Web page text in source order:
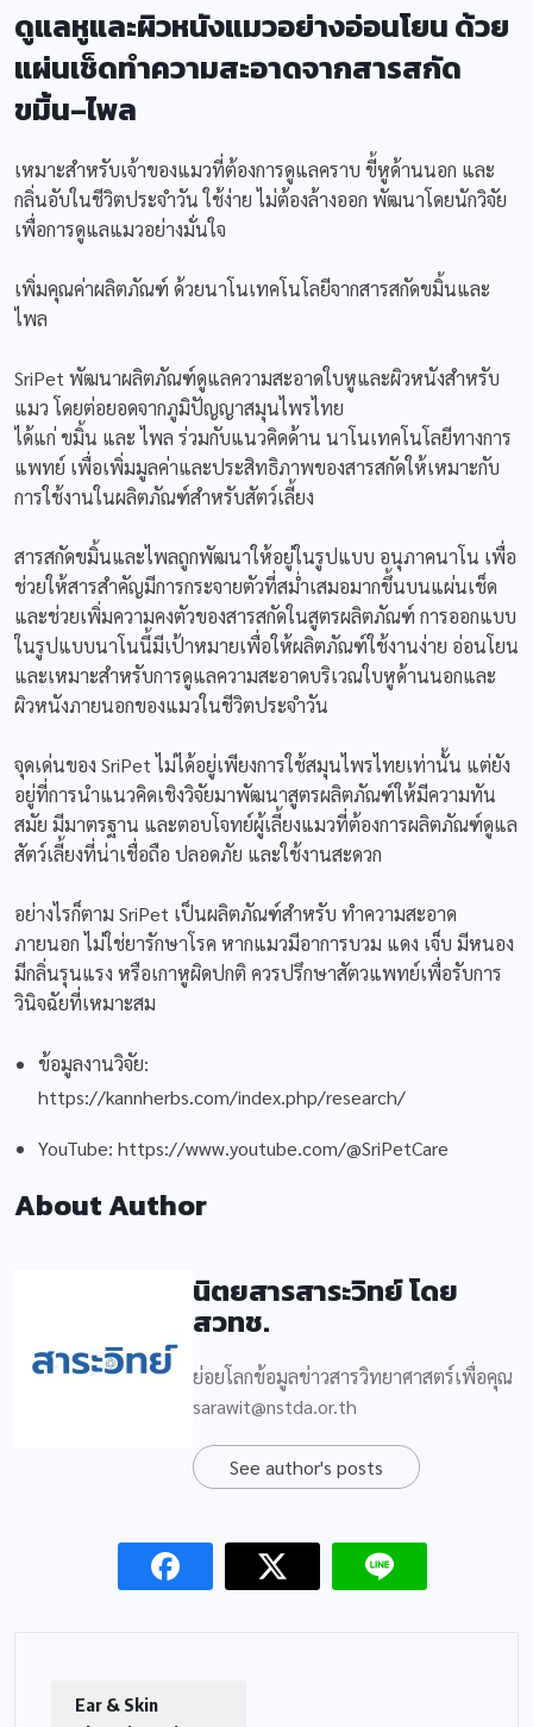
ดูแลหูและผิวหนังแมวอย่างอ่อนโยน ด้วย
แผ่นเช็ดทำความสะอาดจากสารสกัด
ขมิ้น–ไพล
เหมาะสำหรับเจ้าของแมวที่ต้องการดูแลคราบ ขี้หูด้านนอก และ
กลิ่นอับในชีวิตประจำวัน ใช้ง่าย ไม่ต้องล้างออก พัฒนาโดยนักวิจัย
เพื่อการดูแลแมวอย่างมั่นใจ
เพิ่มคุณค่าผลิตภัณฑ์ ด้วยนาโนเทคโนโลยีจากสารสกัดขมิ้นและ
ไพล
SriPet พัฒนาผลิตภัณฑ์ดูแลความสะอาดใบหูและผิวหนังสำหรับ
แมว โดยต่อยอดจากภูมิปัญญาสมุนไพรไทย
ได้แก่ ขมิ้น และ ไพล ร่วมกับแนวคิดด้าน นาโนเทคโนโลยีทางการ
แพทย์ เพื่อเพิ่มมูลค่าและประสิทธิภาพของสารสกัดให้เหมาะกับ
การใช้งานในผลิตภัณฑ์สำหรับสัตว์เลี้ยง
สารสกัดขมิ้นและไพลถูกพัฒนาให้อยู่ในรูปแบบ อนุภาคนาโน เพื่อ
ช่วยให้สารสำคัญมีการกระจายตัวที่สม่ำเสมอมากขึ้นบนแผ่นเช็ด
และช่วยเพิ่มความคงตัวของสารสกัดในสูตรผลิตภัณฑ์ การออกแบบ
ในรูปแบบนาโนนี้มีเป้าหมายเพื่อให้ผลิตภัณฑ์ใช้งานง่าย อ่อนโยน
และเหมาะสำหรับการดูแลความสะอาดบริเวณใบหูด้านนอกและ
ผิวหนังภายนอกของแมวในชีวิตประจำวัน
จุดเด่นของ SriPet ไม่ได้อยู่เพียงการใช้สมุนไพรไทยเท่านั้น แต่ยัง
อยู่ที่การนำแนวคิดเชิงวิจัยมาพัฒนาสูตรผลิตภัณฑ์ให้มีความทัน
สมัย มีมาตรฐาน และตอบโจทย์ผู้เลี้ยงแมวที่ต้องการผลิตภัณฑ์ดูแล
สัตว์เลี้ยงที่น่าเชื่อถือ ปลอดภัย และใช้งานสะดวก
อย่างไรก็ตาม SriPet เป็นผลิตภัณฑ์สำหรับ ทำความสะอาด
ภายนอก ไม่ใช่ยารักษาโรค หากแมวมีอาการบวม แดง เจ็บ มีหนอง
มีกลิ่นรุนแรง หรือเกาหูผิดปกติ ควรปรึกษาสัตวแพทย์เพื่อรับการ
วินิจฉัยที่เหมาะสม
ข้อมูลงานวิจัย:
https://kannherbs.com/index.php/research/
YouTube: https://www.youtube.com/@SriPetCare
About Author
นิตยสารสาระวิทย์ โดย
สวทช.
ย่อยโลกข้อมูลข่าวสารวิทยาศาสตร์เพื่อคุณ
sarawit@nstda.or.th
See author's posts
Ear & Skin